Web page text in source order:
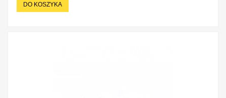
DO KOSZYKA